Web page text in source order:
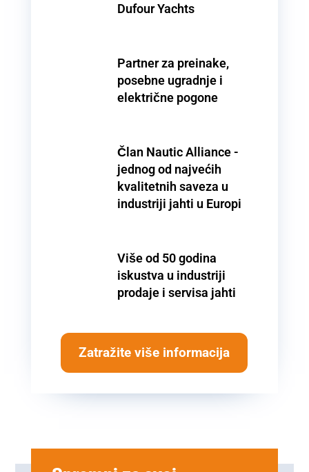
Dufour Yachts
Partner za preinake,
posebne ugradnje i
električne pogone
Član Nautic Alliance -
jednog od najvećih
kvalitetnih saveza u
industriji jahti u Europi
Više od 50 godina
iskustva u industriji
prodaje i servisa jahti
Zatražite više informacija